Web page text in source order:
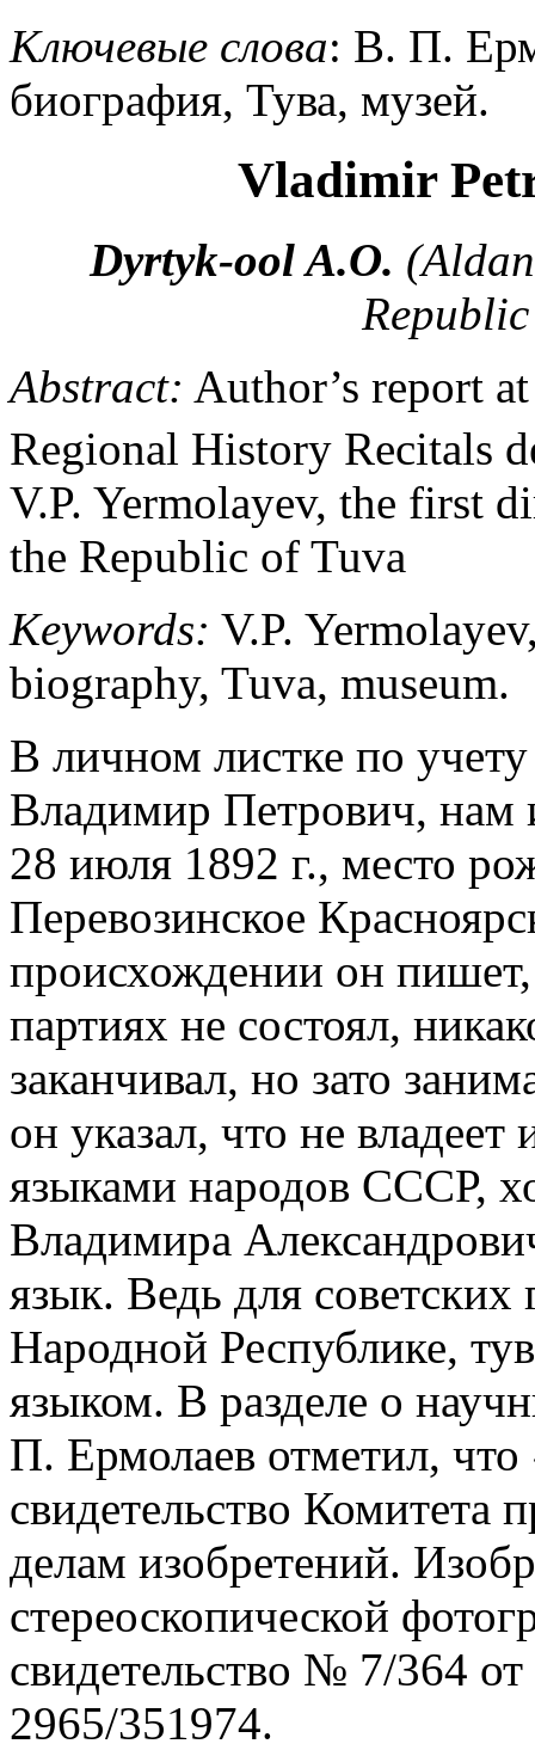
Ключевые слова: В. П.
биография, Тува, музей.
Vladimir
Dyrtyk-ool A.O.
Abstract: Author’s report
Regional History Recitals
V.P. Yermolayev, the first
the Republic of Tuva
Keywords: V.P.
biography, Tuva, museum.
В личном листке по
Владимир Петрович, нам
28 июля 1892 г., место
Перевозинское
происхождении он пишет,
партиях не состоял,
заканчивал, но зато
он указал, что не
языками народов СССР,
Владимира
язык. Ведь для
Народной Республике,
языком. В разделе о
П. Ермолаев отметил, что
свидетельство
делам изобретений.
стереоскопической
свидетельство № 7/364 от
2965/351974.